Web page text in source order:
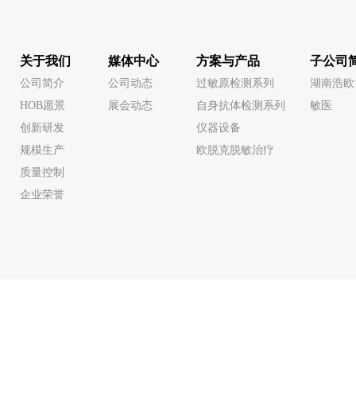
关于我们
公司简介
HOB愿景
创新研发
规模生产
质量控制
企业荣誉
媒体中心
公司动态
展会动态
方案与产品
过敏原检测系列
自身抗体检测系列
仪器设备
欧脱克脱敏治疗
子公司
湖南浩
敏医